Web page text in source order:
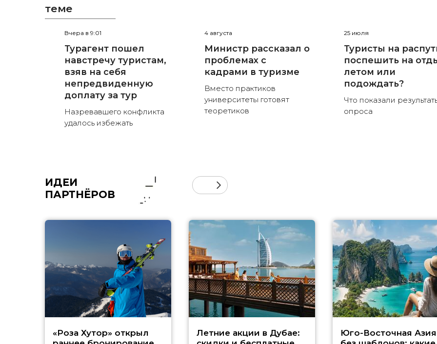
теме
Вчера в 9:01
Турагент пошел
навстречу туристам,
взяв на себя
непредвиденную
доплату за тур
Назревавшего конфликта
удалось избежать
4 августа
Министр рассказал о
проблемах с
кадрами в туризме
Вместо практиков
университеты готовят
теоретиков
25 июля
Туристы на
поспешить на
летом или
подождать?
Что показали
опроса
ИДЕИ
ПАРТНЁРОВ
«Роза Хутор» открыл
Летние акции в Дубае:
Юго-Восточная Азия